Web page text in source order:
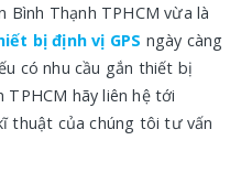
Bình Thạnh TPHCM vừa là
bị định vị GPS ngày càng
có nhu cầu gắn thiết bị
TPHCM hãy liên hệ tới
thuật của chúng tôi tư vấn